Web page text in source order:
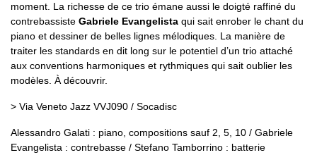
moment. La richesse de ce trio émane aussi le doigté raffiné du
contrebassiste Gabriele Evangelista qui sait enrober le chant du
piano et dessiner de belles lignes mélodiques. La manière de
traiter les standards en dit long sur le potentiel d’un trio attaché
aux conventions harmoniques et rythmiques qui sait oublier les
modèles. À découvrir.
> Via Veneto Jazz VVJ090 / Socadisc
Alessandro Galati : piano, compositions sauf 2, 5, 10 / Gabriele
Evangelista : contrebasse / Stefano Tamborrino : batterie